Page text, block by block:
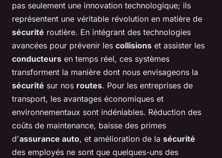
pas seulement une innovation technologique; ils
représentent une véritable révolution en matière de
sécurité routière. En intégrant des technologies
avancées pour prévenir les collisions et assister les
conducteurs en temps réel, ces systèmes
transforment la manière dont nous envisageons la
sécurité sur nos routes. Pour les entreprises de
transport, les avantages économiques et
environnementaux sont indéniables. Réduction des
coûts de maintenance, baisse des primes
d'assurance auto, et amélioration de la sécurité
des employés ne sont que quelques-uns des